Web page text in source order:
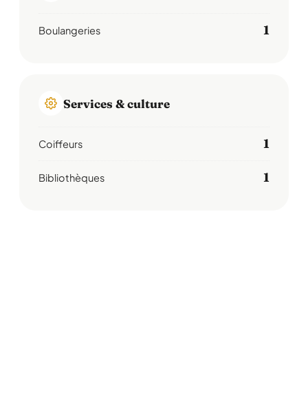
Boulangeries 1
Services & culture
Coiffeurs 1
Bibliothèques 1